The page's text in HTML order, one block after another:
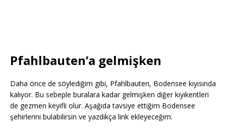
Pfahlbauten’a gelmişken
Daha önce de söylediğim gibi, Pfahlbauten, Bodensee kıyısında
kalıyor. Bu sebeple buralara kadar gelmişken diğer kıyıkentleri
de gezmen keyifli olur. Aşağıda tavsiye ettiğim Bodensee
şehirlerini bulabilirsin ve yazdıkça link ekleyeceğim.